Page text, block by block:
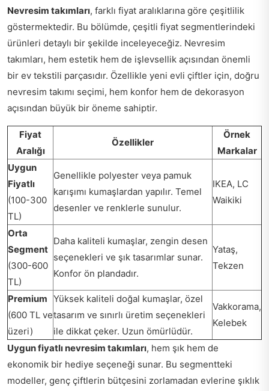
Nevresim takımları, farklı fiyat aralıklarına göre çeşitlilik
göstermektedir. Bu bölümde, çeşitli fiyat segmentlerindeki
ürünleri detaylı bir şekilde inceleyeceğiz. Nevresim
takımları, hem estetik hem de işlevsellik açısından önemli
bir ev tekstili parçasıdır. Özellikle yeni evli çiftler için, doğru
nevresim takımı seçimi, hem konfor hem de dekorasyon
açısından büyük bir öneme sahiptir.
Fiyat
Aralığı
Özellikler
Örnek
Markalar
Uygun
Fiyatlı
(100-300
TL)
Genellikle polyester veya pamuk
karışımı kumaşlardan yapılır. Temel
desenler ve renklerle sunulur.
IKEA, LC
Waikiki
Orta
Segment
(300-600
TL)
Daha kaliteli kumaşlar, zengin desen
seçenekleri ve şık tasarımlar sunar.
Konfor ön plandadır.
Yataş,
Tekzen
Premium
(600 TL ve
üzeri)
Yüksek kaliteli doğal kumaşlar, özel
tasarım ve sınırlı üretim seçenekleri
ile dikkat çeker. Uzun ömürlüdür.
Vakkorama,
Kelebek
Uygun fiyatlı nevresim takımları, hem şık hem de
ekonomik bir hediye seçeneği sunar. Bu segmentteki
modeller, genç çiftlerin bütçesini zorlamadan evlerine şıklık